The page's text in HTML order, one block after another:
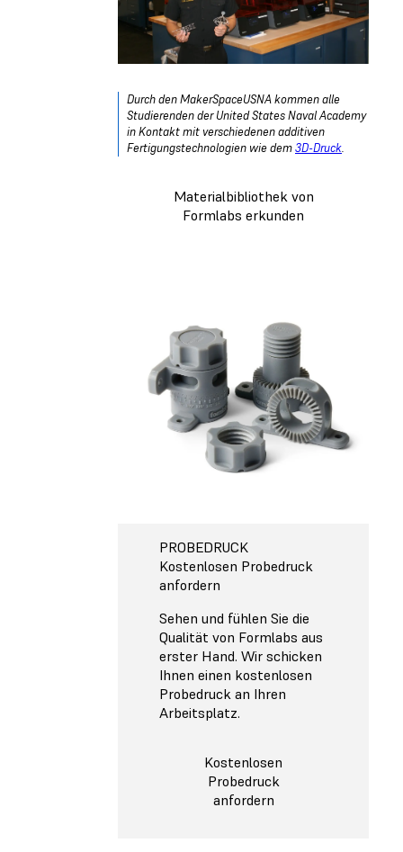
Durch den MakerSpaceUSNA kommen alle
Studierenden der United States Naval Academy
in Kontakt mit verschiedenen additiven
Fertigungstechnologien wie dem3D-Druck.
Materialbibliothek von
Formlabs erkunden
PROBEDRUCK
Kostenlosen Probedruck
anfordern
Sehen und fühlen Sie die
Qualität von Formlabs aus
erster Hand. Wir schicken
Ihnen einen kostenlosen
Probedruck an Ihren
Arbeitsplatz.
Kostenlosen
Probedruck
anfordern